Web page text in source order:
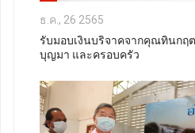
ธ.ค., 26 2565
รับมอบเงินบริจาคจากคุณทินกฤ
บุญมา และครอบครัว